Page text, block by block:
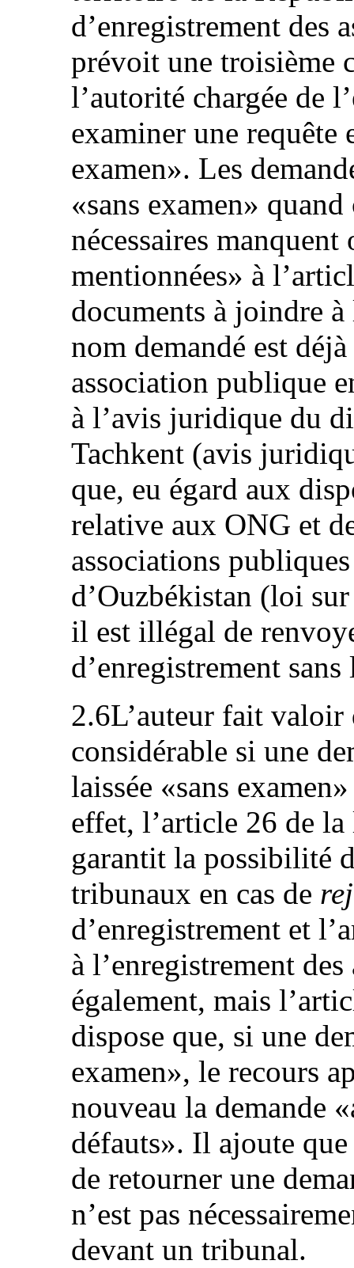
d’enregistrement des
prévoit une troisième
l’autorité chargée de
examiner une requête
examen». Les
«sans examen»
nécessaires
mentionnées» à
documents à joindre
nom demandé est
association publique
à l’avis juridique du
Tachkent (avis
que, eu égard aux
relative aux ONG et
associations
d’Ouzbékistan (loi
il est illégal de
d’enregistrement
2.6L’auteur fait valoir
considérable si une
laissée «sans
effet, l’article 26 de
garantit la possibilité
tribunaux en cas de
d’enregistrement et
à l’enregistrement
également, mais
dispose que, si une
examen», le recours
nouveau la demande
défauts». Il ajoute
de retourner une
n’est pas
devant un tribunal.